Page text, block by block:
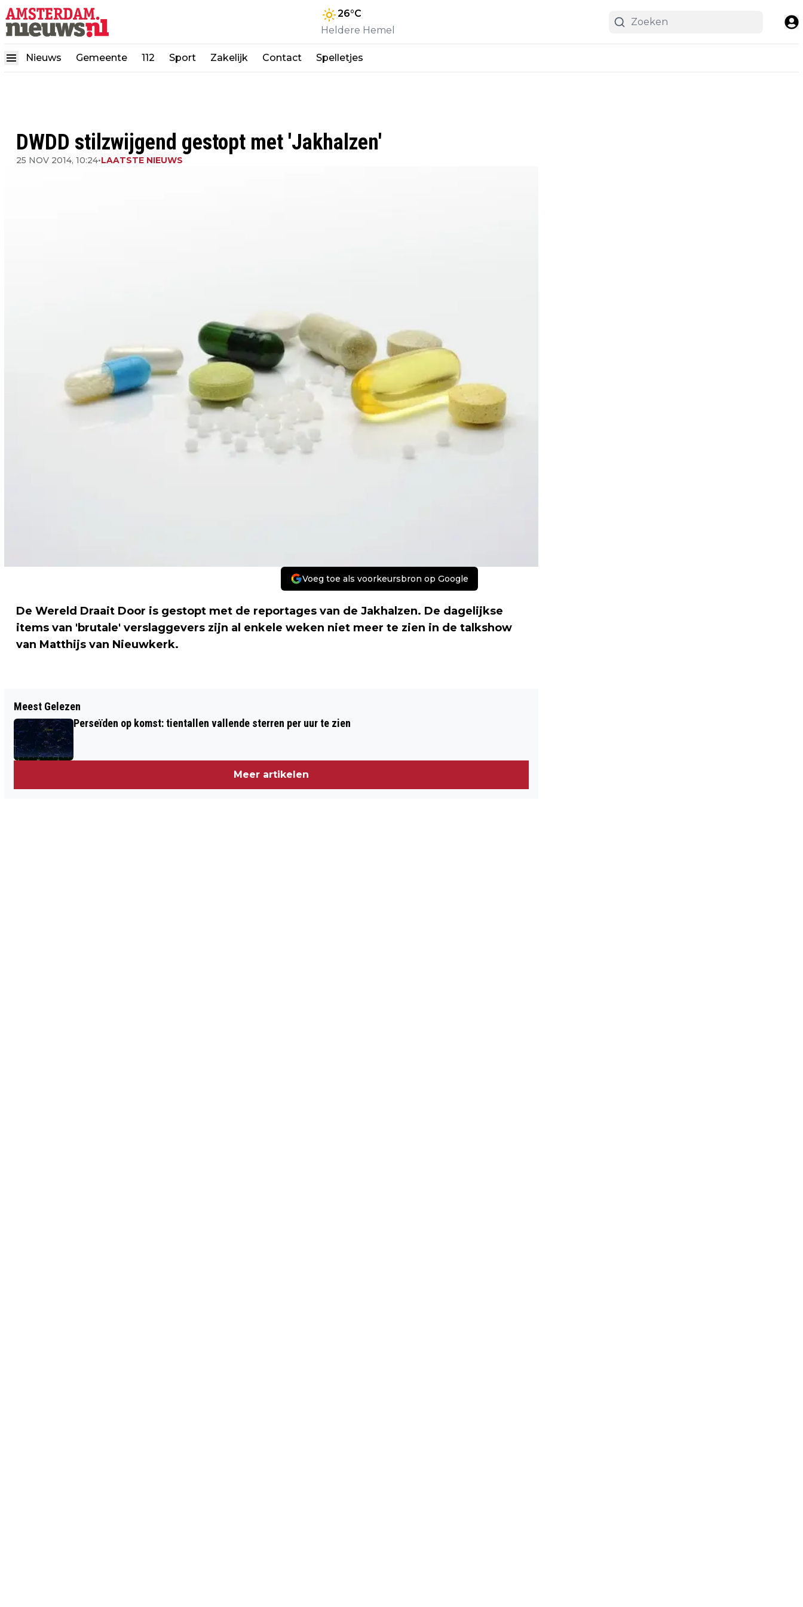
26°C
Heldere Hemel
Nieuws Gemeente 112 Sport Zakelijk Contact Spelletjes
DWDD stilzwijgend gestopt met 'Jakhalzen'
25 NOV 2014, 10:24•LAATSTE NIEUWS
Voeg toe als voorkeursbron op Google
De Wereld Draait Door is gestopt met de reportages van de Jakhalzen. De dagelijkse
items van 'brutale' verslaggevers zijn al enkele weken niet meer te zien in de talkshow
van Matthijs van Nieuwkerk.
PROCES IN MAROKKO OM LIQUIDATIES
STAATSLIEDENBUURT VERDAAGD
VOORSTELLEN HOE CORRUPT HET
Meest Gelezen
Perseïden op komst: tientallen vallende sterren per uur te zien
Meer artikelen